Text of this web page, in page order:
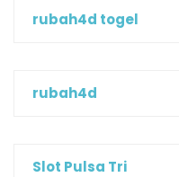
rubah4d togel
rubah4d
Slot Pulsa Tri